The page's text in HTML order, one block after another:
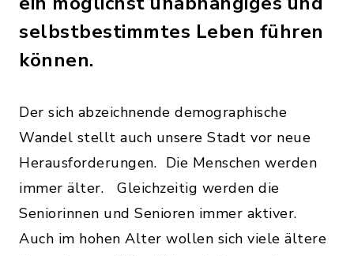
selbstbestimmtes Leben führen
können.
Der sich abzeichnende demographische
Wandel stellt auch unsere Stadt vor neue
Herausforderungen. Die Menschen werden
immer älter. Gleichzeitig werden die
Seniorinnen und Senioren immer aktiver.
Auch im hohen Alter wollen sich viele ältere